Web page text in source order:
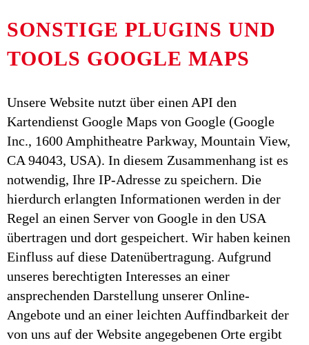
SONSTIGE PLUGINS UND
TOOLS GOOGLE MAPS
Unsere Website nutzt über einen API den
Kartendienst Google Maps von Google (Google
Inc., 1600 Amphitheatre Parkway, Mountain View,
CA 94043, USA). In diesem Zusammenhang ist es
notwendig, Ihre IP-Adresse zu speichern. Die
hierdurch erlangten Informationen werden in der
Regel an einen Server von Google in den USA
übertragen und dort gespeichert. Wir haben keinen
Einfluss auf diese Datenübertragung. Aufgrund
unseres berechtigten Interesses an einer
ansprechenden Darstellung unserer Online-
Angebote und an einer leichten Auffindbarkeit der
von uns auf der Website angegebenen Orte ergibt